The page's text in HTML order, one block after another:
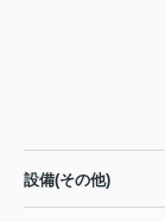
設備(その他)